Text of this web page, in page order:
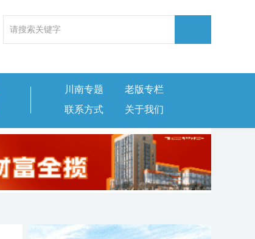
川南专题
老版专栏
联系方式
关于我们